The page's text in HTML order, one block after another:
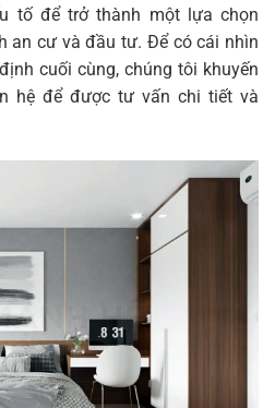
tố để trở thành một lựa chọn
an cư và đầu tư. Để có cái nhìn
cuối cùng, chúng tôi khuyến
hệ để được tư vấn chi tiết và